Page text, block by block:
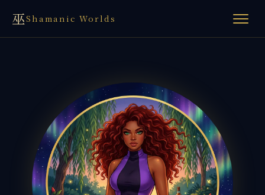
巫Shamanic Worlds